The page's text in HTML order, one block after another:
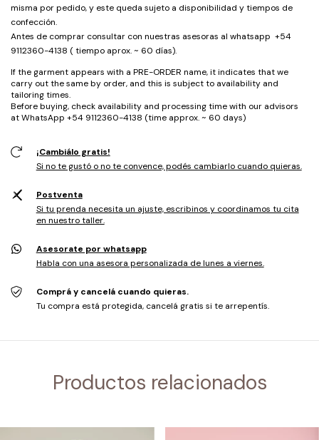
misma por pedido, y este queda sujeto a disponibilidad y tiempos de
confección.
Antes de comprar consultar con nuestras asesoras al whatsapp +54
9112360-4138 ( tiempo aprox. ~ 60 días).
If the garment appears with a PRE-ORDER name, it indicates that we
carry out the same by order, and this is subject to availability and
tailoring times.
Before buying, check availability and processing time with our advisors
at WhatsApp +54 9112360-4138 (time approx. ~ 60 days)
¡Cambiálo gratis!
Si no te gustó o no te convence, podés cambiarlo cuando quieras.
Postventa
Si tu prenda necesita un ajuste, escribinos y coordinamos tu cita
en nuestro taller.
Asesorate por whatsapp
Habla con una asesora personalizada de lunes a viernes.
Comprá y cancelá cuando quieras.
Tu compra está protegida, cancelá gratis si te arrepentís.
Productos relacionados